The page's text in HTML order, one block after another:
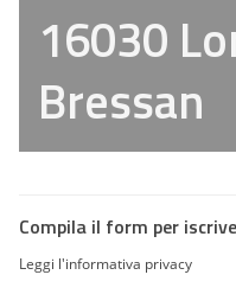
16030
Bressan
Compila il form per
Leggi l'informativa privacy